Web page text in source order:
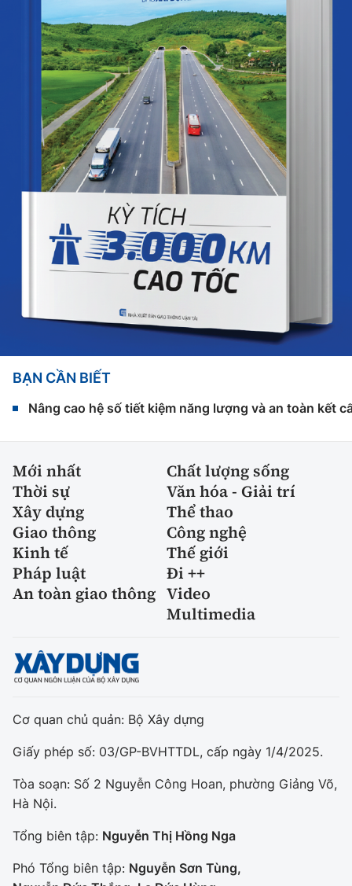
BẠN CẦN BIẾT
Nâng cao hệ số tiết kiệm năng lượng và an toàn kết
Mới nhất
Chất lượng sống
Thời sự
Văn hóa - Giải trí
Xây dựng
Thể thao
Giao thông
Công nghệ
Kinh tế
Thế giới
Pháp luật
Đi ++
An toàn giao thông Video
Multimedia
Cơ quan chủ quản: Bộ Xây dựng
Giấy phép số: 03/GP-BVHTTDL, cấp ngày 1/4/2025.
Tòa soạn: Số 2 Nguyễn Công Hoan, phường Giảng Võ,
Hà Nội.
Tổng biên tập: Nguyễn Thị Hồng Nga
Phó Tổng biên tập: Nguyễn Sơn Tùng,